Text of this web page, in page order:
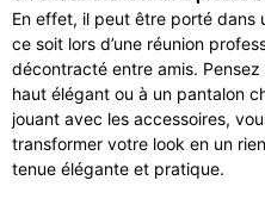
En effet, il peut être porté dans
ce soit lors d’une réunion
décontracté entre amis.
haut élégant ou à un pantalon
jouant avec les accessoires,
transformer votre look en un
tenue élégante et pratique.